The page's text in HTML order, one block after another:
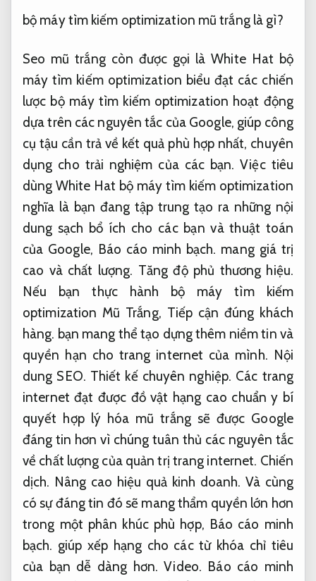
bộ máy tìm kiếm optimization mũ trắng là gì?
Seo mũ trắng còn được gọi là White Hat bộ
máy tìm kiếm optimization biểu đạt các chiến
lược bộ máy tìm kiếm optimization hoạt động
dựa trên các nguyên tắc của Google, giúp công
cụ tậu cần trả về kết quả phù hợp nhất, chuyên
dụng cho trải nghiệm của các bạn. Việc tiêu
dùng White Hat bộ máy tìm kiếm optimization
nghĩa là bạn đang tập trung tạo ra những nội
dung sạch bổ ích cho các bạn và thuật toán
của Google, Báo cáo minh bạch. mang giá trị
cao và chất lượng. Tăng độ phủ thương hiệu.
Nếu bạn thực hành bộ máy tìm kiếm
optimization Mũ Trắng, Tiếp cận đúng khách
hàng. bạn mang thể tạo dựng thêm niềm tin và
quyền hạn cho trang internet của mình. Nội
dung SEO. Thiết kế chuyên nghiệp. Các trang
internet đạt được đồ vật hạng cao chuẩn y bí
quyết hợp lý hóa mũ trắng sẽ được Google
đáng tin hơn vì chúng tuân thủ các nguyên tắc
về chất lượng của quản trị trang internet. Chiến
dịch. Nâng cao hiệu quả kinh doanh. Và cùng
có sự đáng tin đó sẽ mang thẩm quyền lớn hơn
trong một phân khúc phù hợp, Báo cáo minh
bạch. giúp xếp hạng cho các từ khóa chỉ tiêu
của bạn dễ dàng hơn.Video. Báo cáo minh